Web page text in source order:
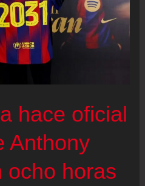
hace oficial
Anthony
ocho horas